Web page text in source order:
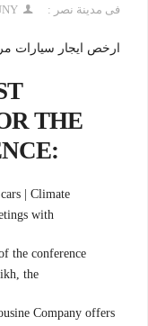
فى مدينة نصر :
ارخص ايجار سيارات
THE
| Climate
with
the conference
the
Company offers